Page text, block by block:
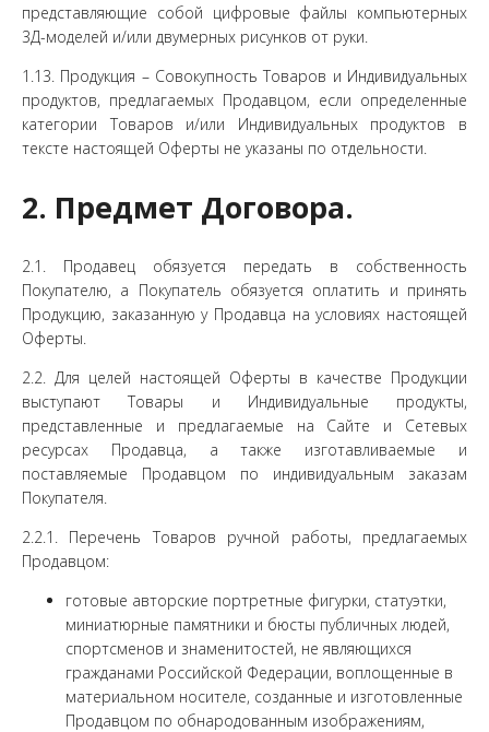
представляющие собой цифровые файлы компьютерных
3Д-моделей и/или двумерных рисунков от руки.
1.13. Продукция – Совокупность Товаров и Индивидуальных
продуктов, предлагаемых Продавцом, если определенные
категории Товаров и/или Индивидуальных продуктов в
тексте настоящей Оферты не указаны по отдельности.
2. Предмет Договора.
2.1. Продавец обязуется передать в собственность
Покупателю, а Покупатель обязуется оплатить и принять
Продукцию, заказанную у Продавца на условиях настоящей
Оферты.
2.2. Для целей настоящей Оферты в качестве Продукции
выступают Товары и Индивидуальные продукты,
представленные и предлагаемые на Сайте и Сетевых
ресурсах Продавца, а также изготавливаемые и
поставляемые Продавцом по индивидуальным заказам
Покупателя.
2.2.1. Перечень Товаров ручной работы, предлагаемых
Продавцом:
готовые авторские портретные фигурки, статуэтки,
миниатюрные памятники и бюсты публичных людей,
спортсменов и знаменитостей, не являющихся
гражданами Российской Федерации, воплощенные в
материальном носителе, созданные и изготовленные
Продавцом по обнародованным изображениям,